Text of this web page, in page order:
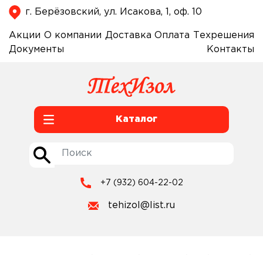
г. Берёзовский, ул. Исакова, 1, оф. 10
Акции О компании Доставка Оплата
Техрешения
Документы
Контакты
Каталог
+7 (932) 604-22-02
tehizol@list.ru